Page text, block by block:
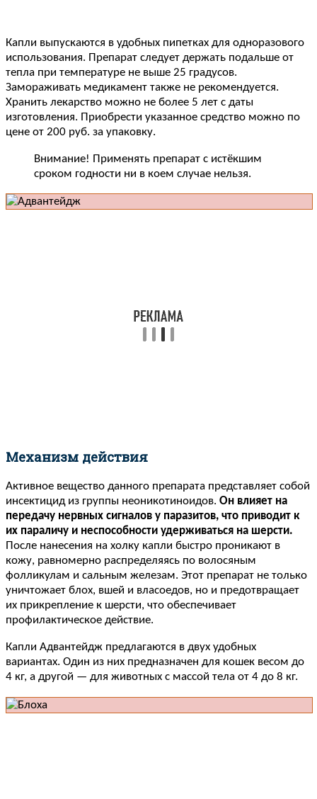
Капли выпускаются в удобных пипетках для одноразового
использования. Препарат следует держать подальше от
тепла при температуре не выше 25 градусов.
Замораживать медикамент также не рекомендуется.
Хранить лекарство можно не более 5 лет с даты
изготовления. Приобрести указанное средство можно по
цене от 200 руб. за упаковку.
Внимание! Применять препарат с истёкшим
сроком годности ни в коем случае нельзя.
Механизм действия
Активное вещество данного препарата представляет собой
инсектицид из группы неоникотиноидов. Он влияет на
передачу нервных сигналов у паразитов, что приводит к
их параличу и неспособности удерживаться на шерсти.
После нанесения на холку капли быстро проникают в
кожу, равномерно распределяясь по волосяным
фолликулам и сальным железам. Этот препарат не только
уничтожает блох, вшей и власоедов, но и предотвращает
их прикрепление к шерсти, что обеспечивает
профилактическое действие.
Капли Адвантейдж предлагаются в двух удобных
вариантах. Один из них предназначен для кошек весом до
4 кг, а другой — для животных с массой тела от 4 до 8 кг.